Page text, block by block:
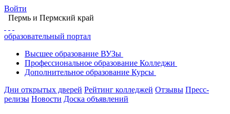
Войти
Пермь и Пермский край
образовательный портал
Высшее образование ВУЗы
Профессиональное образование Колледжи
Дополнительное образование Курсы
Дни открытых дверей Рейтинг колледжей Отзывы Пресс-
релизы Новости Доска объявлений